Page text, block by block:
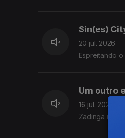
Sin(es)
20 jul. 2026
Espreitando o
Um outro
16 jul. 2026
Zadinga nunca